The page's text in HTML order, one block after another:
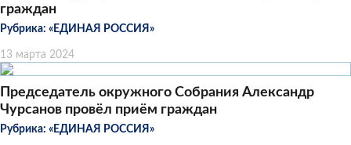
граждан
Рубрика: «ЕДИНАЯ РОССИЯ»
13 марта 2024
Председатель окружного Собрания Александр
Чурсанов провёл приём граждан
Рубрика: «ЕДИНАЯ РОССИЯ»